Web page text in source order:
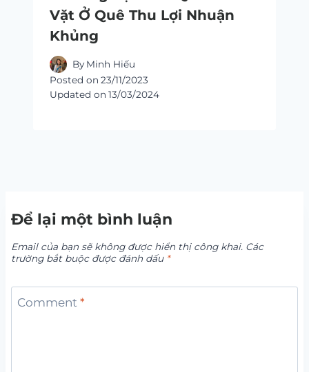
Vặt Ở Quê Thu Lợi Nhuận
Khủng
By Minh Hiếu
Posted on 23/11/2023
Updated on 13/03/2024
Để lại một bình luận
Email của bạn sẽ không được hiển thị công khai. Các
trường bắt buộc được đánh dấu *
Comment *